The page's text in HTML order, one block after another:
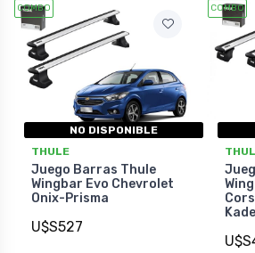
COMBO
NO DISPONIBLE
THULE
Juego Barras Thule
Wingbar Evo Chevrolet
Onix-Prisma
U$S527
COMBO